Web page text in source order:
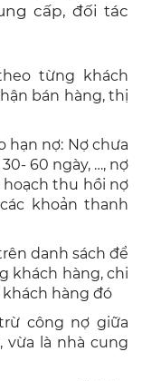
cấp, đối tác
từng khách
bán hàng, thị
hạn nợ: Nợ chưa
60 ngày, …, nợ
hoạch thu hồi nợ
khoản thanh
danh sách để
khách hàng, chi
hàng đó
công nợ giữa
vừa là nhà cung